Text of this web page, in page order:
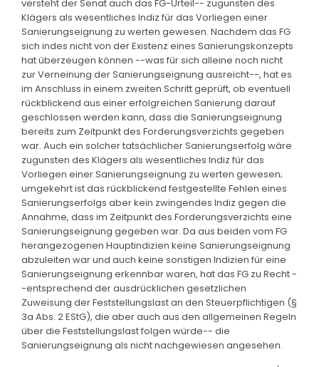
versteht der Senat auch das FG-Urteil-- zugunsten des
Klägers als wesentliches Indiz für das Vorliegen einer
Sanierungseignung zu werten gewesen. Nachdem das FG
sich indes nicht von der Existenz eines Sanierungskonzepts
hat überzeugen können --was für sich alleine noch nicht
zur Verneinung der Sanierungseignung ausreicht--, hat es
im Anschluss in einem zweiten Schritt geprüft, ob eventuell
rückblickend aus einer erfolgreichen Sanierung darauf
geschlossen werden kann, dass die Sanierungseignung
bereits zum Zeitpunkt des Forderungsverzichts gegeben
war. Auch ein solcher tatsächlicher Sanierungserfolg wäre
zugunsten des Klägers als wesentliches Indiz für das
Vorliegen einer Sanierungseignung zu werten gewesen;
umgekehrt ist das rückblickend festgestellte Fehlen eines
Sanierungserfolgs aber kein zwingendes Indiz gegen die
Annahme, dass im Zeitpunkt des Forderungsverzichts eine
Sanierungseignung gegeben war. Da aus beiden vom FG
herangezogenen Hauptindizien keine Sanierungseignung
abzuleiten war und auch keine sonstigen Indizien für eine
Sanierungseignung erkennbar waren, hat das FG zu Recht -
-entsprechend der ausdrücklichen gesetzlichen
Zuweisung der Feststellungslast an den Steuerpflichtigen (§
3a Abs. 2 EStG), die aber auch aus den allgemeinen Regeln
über die Feststellungslast folgen würde-- die
Sanierungseignung als nicht nachgewiesen angesehen.